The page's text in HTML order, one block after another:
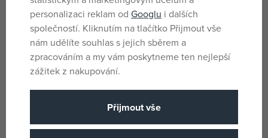
BabyAuto VALORA i-Fix i-Size
skladem u dodavatele
BabyAuto VALORA i-Fix i-Size
zelená
skladem u dodavatele
personalizaci reklam od Googlu i dalších
společností. Kliknutím na tlačítko Přijmout vše
nám udělíte souhlas s jejich sběrem a
zpracováním a my vám poskytneme ten nejlepší
zážitek z nakupování.
Přijmout vše